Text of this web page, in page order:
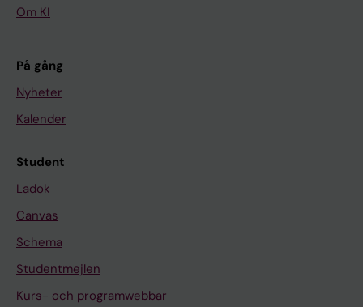
Om KI
På gång
Nyheter
Kalender
Student
Ladok
Canvas
Schema
Studentmejlen
Kurs- och programwebbar